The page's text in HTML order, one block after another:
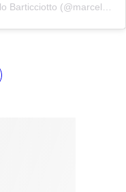
Una publicación compartida por Marcelo Barticciotto (@marcelobarti)